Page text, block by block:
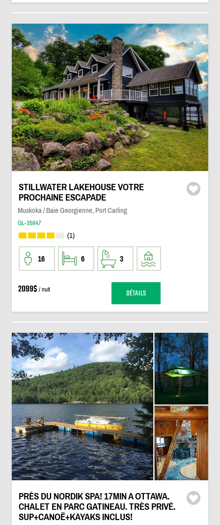
STILLWATER LAKEHOUSE VOTRE
PROCHAINE ESCAPADE
Muskoka / Baie Georgienne, Port Carling
GL-35847
(1)
16 6 3
2099$ / nuit DÉTAILS
PRÈS DU NORDIK SPA! 17MIN A OTTAWA.
CHALET EN PARC GATINEAU. TRÈS PRIVÉ.
SUP+CANOË+KAYAKS INCLUS!